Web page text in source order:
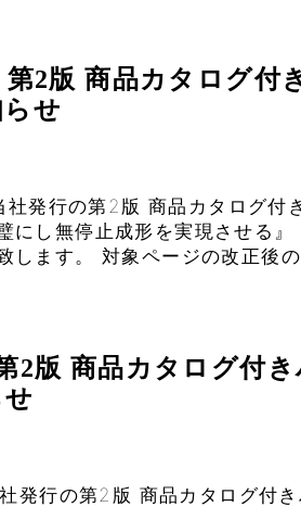
2版 商品カタログ付
せ
発行の第2版 商品カタログ付
にし無停止成形を実現させる
します。 対象ページの改正後
2版 商品カタログ付
発行の第2版 商品カタログ付